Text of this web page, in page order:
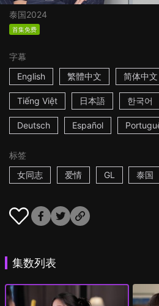
泰国2024
首集免费
字幕
English
繁體中文 简体中文
Tiếng Việt 日本語 한국어
Deutsch Español
标签
女同志
爱情 GL 泰国
集数列表